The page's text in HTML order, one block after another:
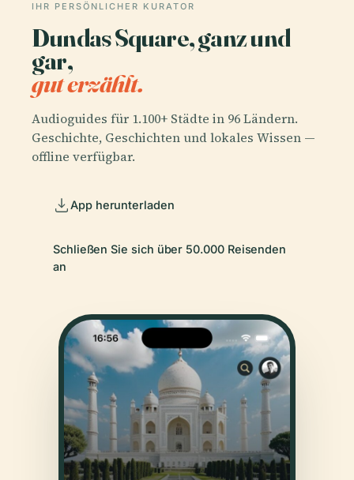
IHR PERSÖNLICHER KURATOR
Dundas Square, ganz und
gar,
gut erzählt.
Audioguides für 1.100+ Städte in 96 Ländern.
Geschichte, Geschichten und lokales Wissen —
offline verfügbar.
App herunterladen
Schließen Sie sich über 50.000 Reisenden
an